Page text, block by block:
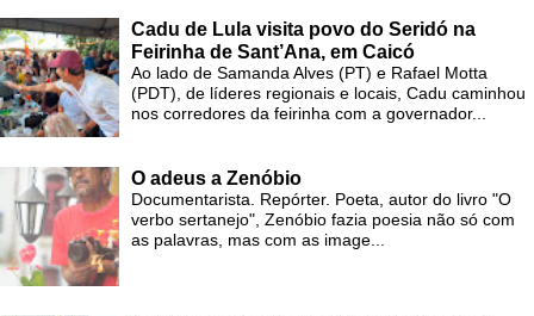
Cadu de Lula visita povo do Seridó na
Feirinha de Sant’Ana, em Caicó
Ao lado de Samanda Alves (PT) e Rafael Motta
(PDT), de líderes regionais e locais, Cadu caminhou
nos corredores da feirinha com a governador...
O adeus a Zenóbio
Documentarista. Repórter. Poeta, autor do livro "O
verbo sertanejo", Zenóbio fazia poesia não só com
as palavras, mas com as image...